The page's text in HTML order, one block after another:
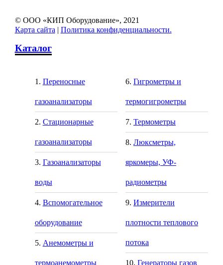
© ООО «КИП Оборудование», 2021
Карта сайта | Политика конфиденциальности.
Каталог
Переносные
газоанализаторы
Стационарные
газоанализаторы
Газоанализаторы
воды
Вспомогательное
оборудование
Анемометры и
термоанемометры
Гигрометры и
термогигрометры
Термометры
Люксметры,
яркомеры, УФ-
радиометры
Измерители
плотности теплового
потока
Генераторы газов